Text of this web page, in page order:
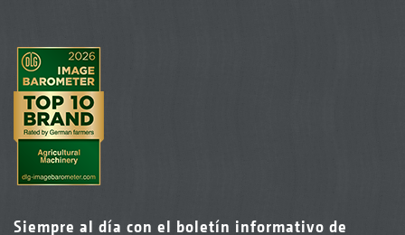
Siempre al día con el boletín informativo de